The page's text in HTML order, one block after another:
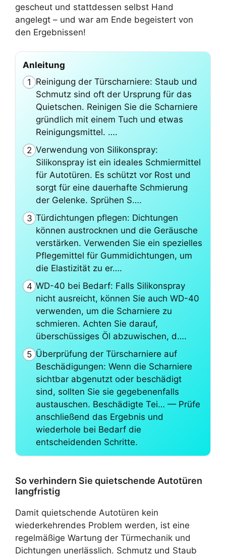
gescheut und stattdessen selbst Hand
angelegt – und war am Ende begeistert von
den Ergebnissen!
Anleitung
1 Reinigung der Türscharniere: Staub und
Schmutz sind oft der Ursprung für das
Quietschen. Reinigen Sie die Scharniere
gründlich mit einem Tuch und etwas
Reinigungsmittel. ….
2 Verwendung von Silikonspray:
Silikonspray ist ein ideales Schmiermittel
für Autotüren. Es schützt vor Rost und
sorgt für eine dauerhafte Schmierung
der Gelenke. Sprühen S….
3 Türdichtungen pflegen: Dichtungen
können austrocknen und die Geräusche
verstärken. Verwenden Sie ein spezielles
Pflegemittel für Gummidichtungen, um
die Elastizität zu er….
4 WD-40 bei Bedarf: Falls Silikonspray
nicht ausreicht, können Sie auch WD-40
verwenden, um die Scharniere zu
schmieren. Achten Sie darauf,
überschüssiges Öl abzuwischen, d….
5 Überprüfung der Türscharniere auf
Beschädigungen: Wenn die Scharniere
sichtbar abgenutzt oder beschädigt
sind, sollten Sie sie gegebenenfalls
austauschen. Beschädigte Tei… — Prüfe
anschließend das Ergebnis und
wiederhole bei Bedarf die
entscheidenden Schritte.
So verhindern Sie quietschende Autotüren
langfristig
Damit quietschende Autotüren kein
wiederkehrendes Problem werden, ist eine
regelmäßige Wartung der Türmechanik und
Dichtungen unerlässlich. Schmutz und Staub